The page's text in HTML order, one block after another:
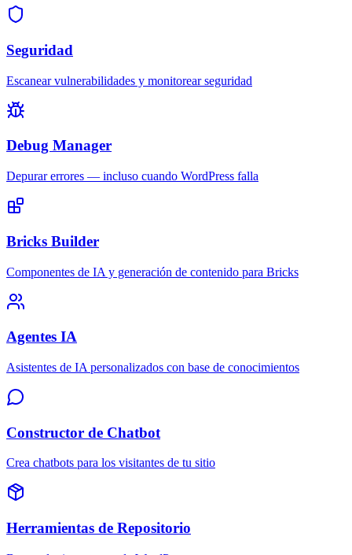
Seguridad
Escanear vulnerabilidades y monitorear seguridad
Debug Manager
Depurar errores — incluso cuando WordPress falla
Bricks Builder
Componentes de IA y generación de contenido para Bricks
Agentes IA
Asistentes de IA personalizados con base de conocimientos
Constructor de Chatbot
Crea chatbots para los visitantes de tu sitio
Herramientas de Repositorio